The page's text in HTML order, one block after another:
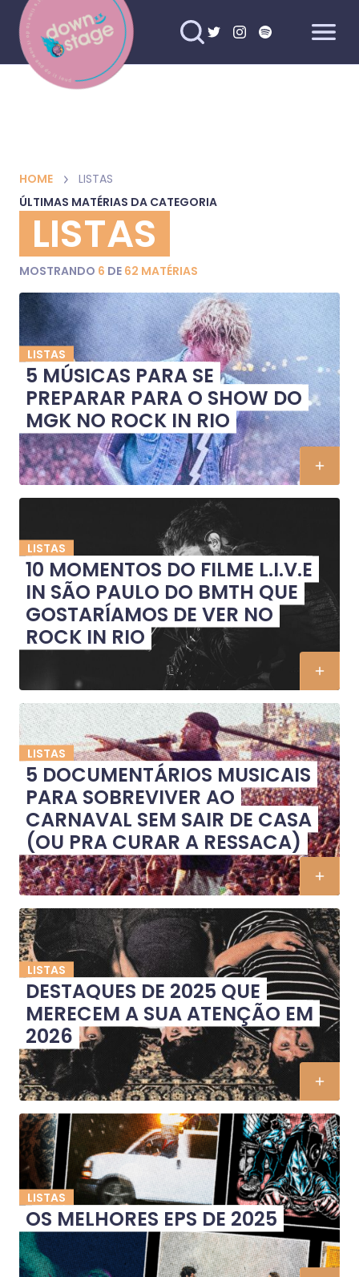
HOME
LISTAS
ÚLTIMAS MATÉRIAS DA CATEGORIA
LISTAS
MOSTRANDO 6 DE 62 MATÉRIAS
LISTAS
5 MÚSICAS PARA SE
PREPARAR PARA O SHOW DO
MGK NO ROCK IN RIO
LISTAS
10 MOMENTOS DO FILME L.I.V.E
IN SÃO PAULO DO BMTH QUE
GOSTARÍAMOS DE VER NO
ROCK IN RIO
LISTAS
5 DOCUMENTÁRIOS MUSICAIS
PARA SOBREVIVER AO
CARNAVAL SEM SAIR DE CASA
(OU PRA CURAR A RESSACA)
LISTAS
DESTAQUES DE 2025 QUE
MERECEM A SUA ATENÇÃO EM
2026
LISTAS
OS MELHORES EPS DE 2025